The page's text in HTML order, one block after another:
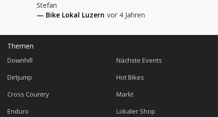
Stefan
— Bike Lokal Luzern vor 4 Jahren
Themen
Downhill
Dirtjump
Cross Country
Enduro
Nächste Events
Hot Bikes
Markt
Lokaler Shop